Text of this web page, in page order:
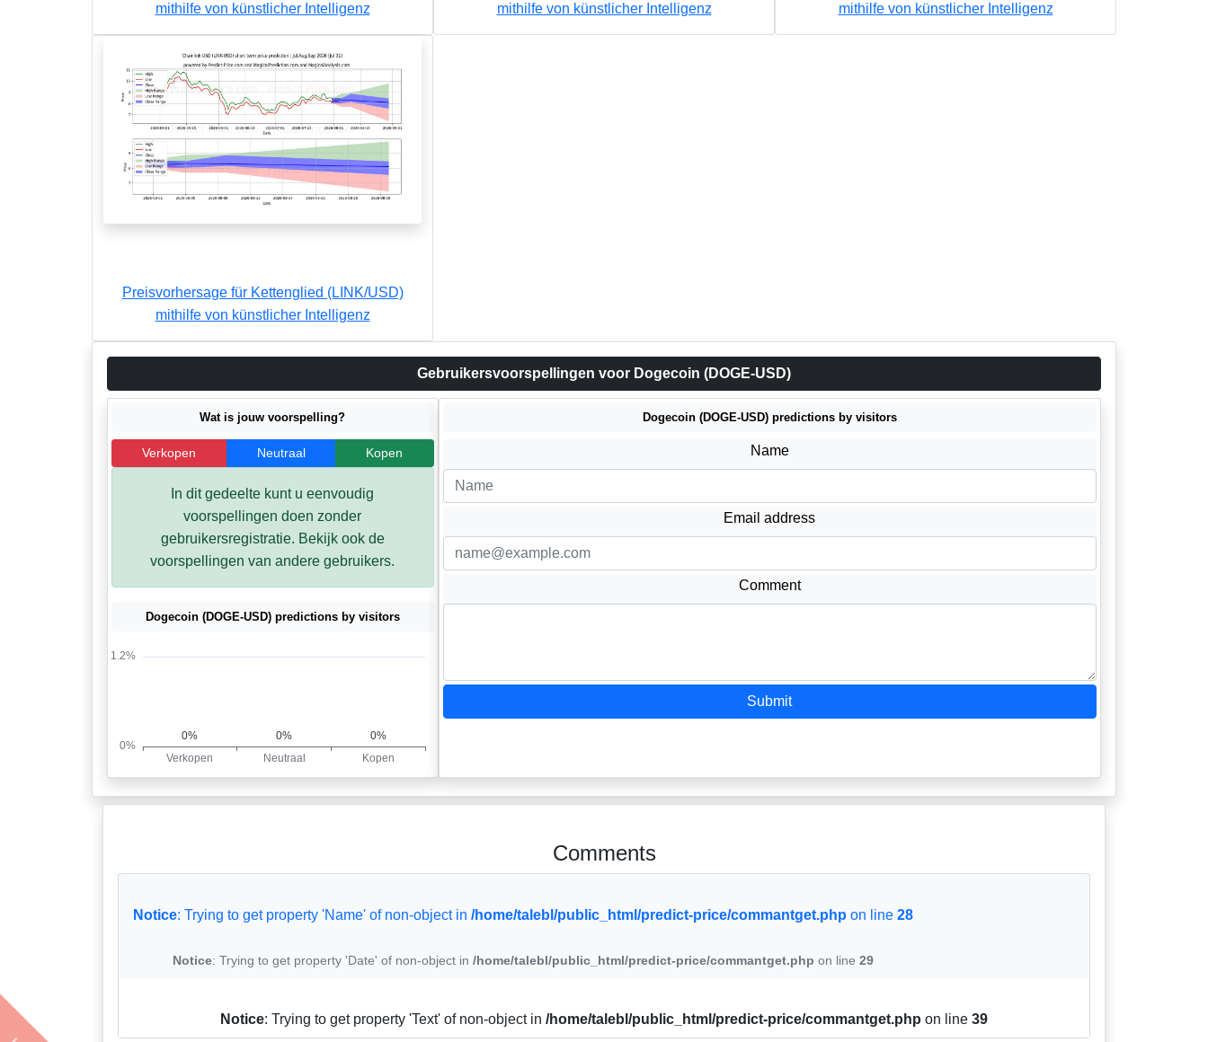
mithilfe von künstlicher Intelligenz
mithilfe von künstlicher Intelligenz
mithilfe von künstlicher Intelligenz
Preisvorhersage für Kettenglied (LINK/USD)
mithilfe von künstlicher Intelligenz
Gebruikersvoorspellingen voor Dogecoin (DOGE-USD)
Wat is jouw voorspelling?
Verkopen Neutraal Kopen
In dit gedeelte kunt u eenvoudig
voorspellingen doen zonder
gebruikersregistratie. Bekijk ook de
voorspellingen van andere gebruikers.
Dogecoin (DOGE-USD) predictions by visitors
Dogecoin (DOGE-USD) predictions by visitors
Name
Email address
Comment
Submit
Comments
Notice: Trying to get property 'Name' of non-object in /home/talebl/public_html/predict-price/commantget.php on line 28
Notice: Trying to get property 'Date' of non-object in /home/talebl/public_html/predict-price/commantget.php on line 29
Notice: Trying to get property 'Text' of non-object in /home/talebl/public_html/predict-price/commantget.php on line 39